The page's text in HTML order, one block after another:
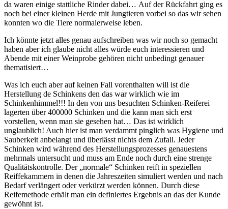
da waren einige stattliche Rinder dabei… Auf der Rückfahrt ging es
noch bei einer kleinen Herde mit Jungtieren vorbei so das wir sehen
konnten wo die Tiere normalerweise leben.
Ich könnte jetzt alles genau aufschreiben was wir noch so gemacht
haben aber ich glaube nicht alles würde euch interessieren und
Abende mit einer Weinprobe gehören nicht unbedingt genauer
thematisiert…
Was ich euch aber auf keinen Fall vorenthalten will ist die
Herstellung de Schinkens den das war wirklich wie im
Schinkenhimmel!!! In den von uns besuchten Schinken-Reiferei
lagerten über 400000 Schinken und die kann man sich erst
vorstellen, wenn man sie gesehen hat… Das ist wirklich
unglaublich! Auch hier ist man verdammt pinglich was Hygiene und
Sauberkeit anbelangt und überlässt nichts dem Zufall. Jeder
Schinken wird während des Herstellungsprozesses genauestens
mehrmals untersucht und muss am Ende noch durch eine strenge
Qualitätskontrolle. Der „normale“ Schinken reift in speziellen
Reiffekammern in denen die Jahreszeiten simuliert werden und nach
Bedarf verlängert oder verkürzt werden können. Durch diese
Reifemethode erhält man ein definiertes Ergebnis an das der Kunde
gewöhnt ist.